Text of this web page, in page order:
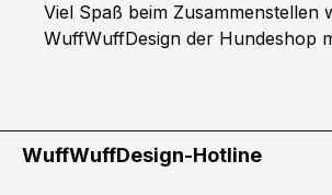
Viel Spaß beim Zusammenstellen
WuffWuffDesign der Hundeshop
WuffWuffDesign-Hotline